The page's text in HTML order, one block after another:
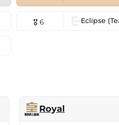
🎖 6 Eclipse
Royal